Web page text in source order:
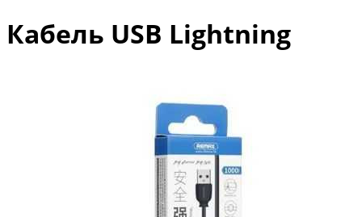
Кабель USB Lightning